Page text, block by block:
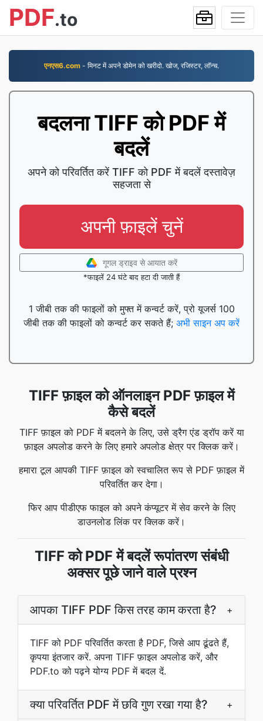
PDF.to
एनएस6.com - मिनट में अपने डोमेन को खरीदो. खोज, रजिस्टर, लॉन्च.
बदलना TIFF को PDF में
बदलें
अपने को परिवर्तित करें TIFF को PDF में बदलें दस्तावेज़
सहजता से
अपनी फ़ाइलें चुनें
गूगल ड्राइव से आयात करें
*फाइलें 24 घंटे बाद हटा दी जाती हैं
1 जीबी तक की फाइलों को मुफ्त में कन्वर्ट करें, प्रो यूजर्स 100
जीबी तक की फाइलों को कन्वर्ट कर सकते हैं; अभी साइन अप करें
TIFF फ़ाइल को ऑनलाइन PDF फ़ाइल में
कैसे बदलें
TIFF फ़ाइल को PDF में बदलने के लिए, उसे ड्रैग एंड ड्रॉप करें या
फ़ाइल अपलोड करने के लिए हमारे अपलोड क्षेत्र पर क्लिक करें।
हमारा टूल आपकी TIFF फ़ाइल को स्वचालित रूप से PDF फ़ाइल में
परिवर्तित कर देगा।
फिर आप पीडीएफ फाइल को अपने कंप्यूटर में सेव करने के लिए
डाउनलोड लिंक पर क्लिक करें।
TIFF को PDF में बदलें रूपांतरण संबंधी
अक्सर पूछे जाने वाले प्रश्न
आपका TIFF PDF किस तरह काम करता है? +
TIFF को PDF परिवर्तित करता है PDF, जिसे आप ढूंढते हैं,
कृपया इंतजार करें. अपना TIFF फ़ाइल अपलोड करें, और
PDF.to को पढ़ने योग्य PDF में बदल दें.
क्या परिवर्तित PDF में छवि गुण रखा गया है? +